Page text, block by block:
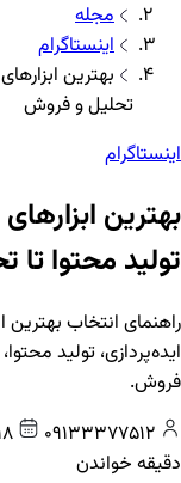
مجله
اینستاگرام
تحلیل و فروش
اینستاگرام
تولید محتوا
ایده‌پردازی، تولید
فروش.
دقیقه خواندن